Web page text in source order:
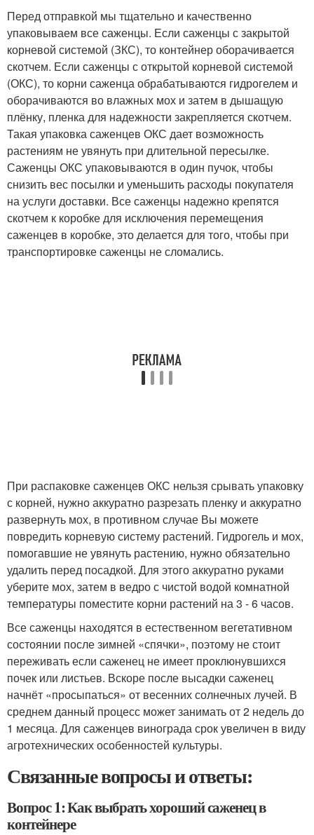
Перед отправкой мы тщательно и качественно
упаковываем все саженцы. Если саженцы с закрытой
корневой системой (ЗКС), то контейнер оборачивается
скотчем. Если саженцы с открытой корневой системой
(ОКС), то корни саженца обрабатываются гидрогелем и
оборачиваются во влажных мох и затем в дышащую
плёнку, пленка для надежности закрепляется скотчем.
Такая упаковка саженцев ОКС дает возможность
растениям не увянуть при длительной пересылке.
Саженцы ОКС упаковываются в один пучок, чтобы
снизить вес посылки и уменьшить расходы покупателя
на услуги доставки. Все саженцы надежно крепятся
скотчем к коробке для исключения перемещения
саженцев в коробке, это делается для того, чтобы при
транспортировке саженцы не сломались.
При распаковке саженцев ОКС нельзя срывать упаковку
с корней, нужно аккуратно разрезать пленку и аккуратно
развернуть мох, в противном случае Вы можете
повредить корневую систему растений. Гидрогель и мох,
помогавшие не увянуть растению, нужно обязательно
удалить перед посадкой. Для этого аккуратно руками
уберите мох, затем в ведро с чистой водой комнатной
температуры поместите корни растений на 3 - 6 часов.
Все саженцы находятся в естественном вегетативном
состоянии после зимней «спячки», поэтому не стоит
переживать если саженец не имеет проклюнувшихся
почек или листьев. Вскоре после высадки саженец
начнёт «просыпаться» от весенних солнечных лучей. В
среднем данный процесс может занимать от 2 недель до
1 месяца. Для саженцев винограда срок увеличен в виду
агротехнических особенностей культуры.
Связанные вопросы и ответы:
Вопрос 1: Как выбрать хороший саженец в
контейнере